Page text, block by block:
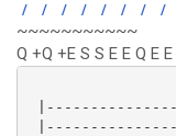
/ / / / / / / /
~~~~~~~~~~~
Q +Q +E S S E E Q E